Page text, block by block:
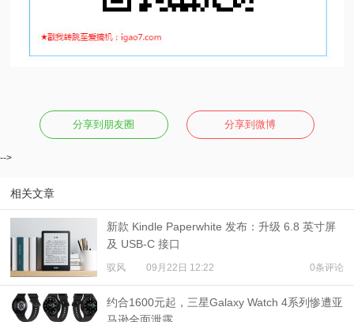
分享到朋友圈 分享到微博
-->
相关文章
新款 Kindle Paperwhite 发布：升级 6.8 英寸屏
及 USB-C 接口
驭风 09月22日 12:22 0条评论
约合1600元起，三星Galaxy Watch 4系列惨遭亚
马逊全面泄露